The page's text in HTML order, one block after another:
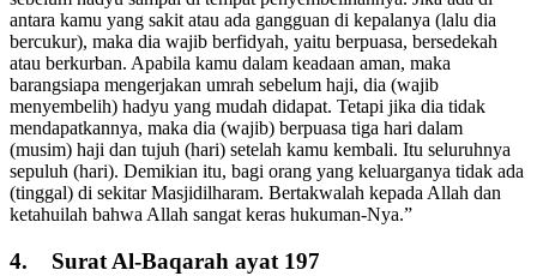
antara kamu yang sakit atau ada gangguan di kepalanya (lalu dia
bercukur), maka dia wajib berfidyah, yaitu berpuasa, bersedekah
atau berkurban. Apabila kamu dalam keadaan aman, maka
barangsiapa mengerjakan umrah sebelum haji, dia (wajib
menyembelih) hadyu yang mudah didapat. Tetapi jika dia tidak
mendapatkannya, maka dia (wajib) berpuasa tiga hari dalam
(musim) haji dan tujuh (hari) setelah kamu kembali. Itu seluruhnya
sepuluh (hari). Demikian itu, bagi orang yang keluarganya tidak ada
(tinggal) di sekitar Masjidilharam. Bertakwalah kepada Allah dan
ketahuilah bahwa Allah sangat keras hukuman-Nya.”
4. Surat Al-Baqarah ayat 197